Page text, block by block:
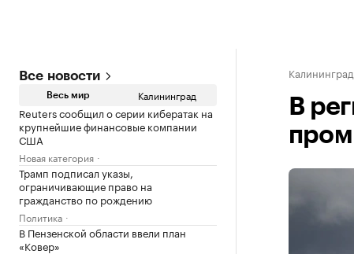
Все новости
Весь мир Калининград
Reuters сообщил о серии кибератак на
крупнейшие финансовые компании
США
Новая категория
Трамп подписал указы,
ограничивающие право на
гражданство по рождению
Политика
В Пензенской области ввели план
«Ковер»
Калининград
В